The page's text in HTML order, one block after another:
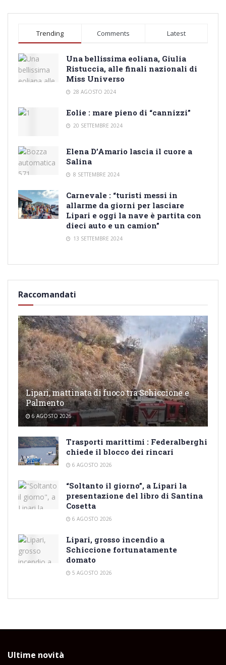
Trending Comments Latest
Una bellissima eoliana, Giulia
Ristuccia, alle finali nazionali di
Miss Universo
28 AGOSTO 2024
Eolie : mare pieno di “cannizzi”
20 SETTEMBRE 2024
Elena D’Amario lascia il cuore a
Salina
8 SETTEMBRE 2024
Carnevale : “turisti messi in
allarme da giorni per lasciare
Lipari e oggi la nave è partita con
dieci auto e un camion”
13 SETTEMBRE 2024
Raccomandati
Lipari, mattinata di fuoco tra Schiccione e
Palmento
6 AGOSTO 2026
Trasporti marittimi : Federalberghi
chiede il blocco dei rincari
6 AGOSTO 2026
“Soltanto il giorno”, a Lipari la
presentazione del libro di Santina
Cosetta
6 AGOSTO 2026
Lipari, grosso incendio a
Schiccione fortunatamente
domato
5 AGOSTO 2026
Ultime novità